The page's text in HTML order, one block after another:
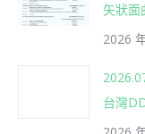
矢狀面
2026
台灣